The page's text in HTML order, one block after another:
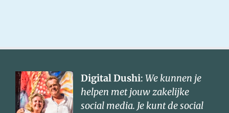
Digital Dushi: We kunnen je
helpen met jouw zakelijke
social media. Je kunt de social